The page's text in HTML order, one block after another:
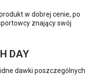
w dobrej cenie, po
znający swój
DAY
dawki poszczególnych